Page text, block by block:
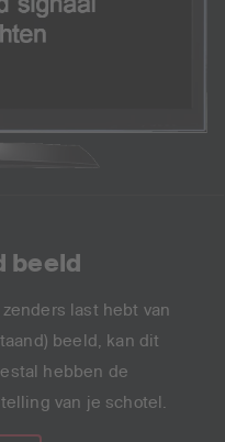
beeld
last hebt van
beeld, kan dit
hebben de
van je schotel.